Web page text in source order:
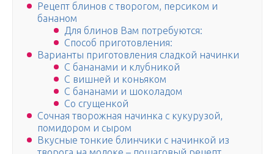
Рецепт блинов с творогом, персиком и
бананом
Для блинов Вам потребуются:
Способ приготовления:
Варианты приготовления сладкой начинки
С бананами и клубникой
С вишней и коньяком
С бананами и шоколадом
Со сгущенкой
Сочная творожная начинка с кукурузой,
помидором и сыром
Вкусные тонкие блинчики с начинкой из